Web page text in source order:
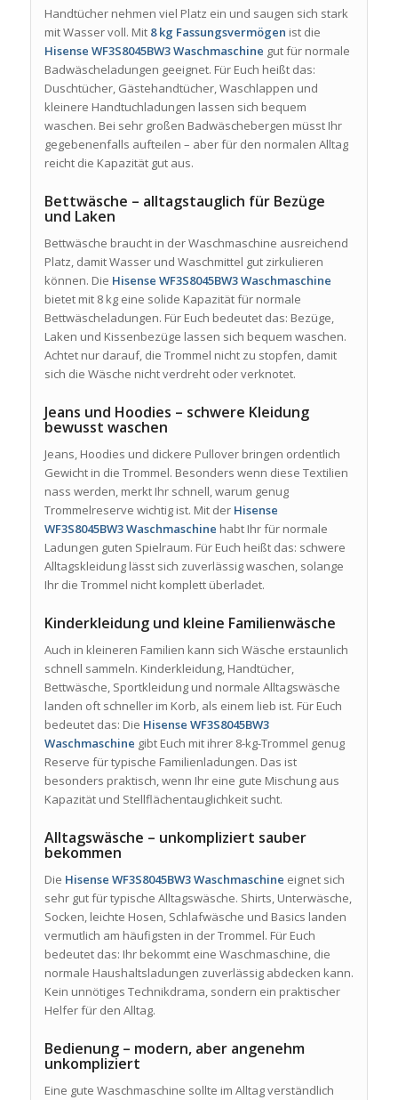
Handtücher nehmen viel Platz ein und saugen sich stark
mit Wasser voll. Mit 8 kg Fassungsvermögen ist die
Hisense WF3S8045BW3 Waschmaschine gut für normale
Badwäscheladungen geeignet. Für Euch heißt das:
Duschtücher, Gästehandtücher, Waschlappen und
kleinere Handtuchladungen lassen sich bequem
waschen. Bei sehr großen Badwäschebergen müsst Ihr
gegebenenfalls aufteilen – aber für den normalen Alltag
reicht die Kapazität gut aus.
Bettwäsche – alltagstauglich für Bezüge
und Laken
Bettwäsche braucht in der Waschmaschine ausreichend
Platz, damit Wasser und Waschmittel gut zirkulieren
können. Die Hisense WF3S8045BW3 Waschmaschine
bietet mit 8 kg eine solide Kapazität für normale
Bettwäscheladungen. Für Euch bedeutet das: Bezüge,
Laken und Kissenbezüge lassen sich bequem waschen.
Achtet nur darauf, die Trommel nicht zu stopfen, damit
sich die Wäsche nicht verdreht oder verknotet.
Jeans und Hoodies – schwere Kleidung
bewusst waschen
Jeans, Hoodies und dickere Pullover bringen ordentlich
Gewicht in die Trommel. Besonders wenn diese Textilien
nass werden, merkt Ihr schnell, warum genug
Trommelreserve wichtig ist. Mit der Hisense
WF3S8045BW3 Waschmaschine habt Ihr für normale
Ladungen guten Spielraum. Für Euch heißt das: schwere
Alltagskleidung lässt sich zuverlässig waschen, solange
Ihr die Trommel nicht komplett überladet.
Kinderkleidung und kleine Familienwäsche
Auch in kleineren Familien kann sich Wäsche erstaunlich
schnell sammeln. Kinderkleidung, Handtücher,
Bettwäsche, Sportkleidung und normale Alltagswäsche
landen oft schneller im Korb, als einem lieb ist. Für Euch
bedeutet das: Die Hisense WF3S8045BW3
Waschmaschine gibt Euch mit ihrer 8-kg-Trommel genug
Reserve für typische Familienladungen. Das ist
besonders praktisch, wenn Ihr eine gute Mischung aus
Kapazität und Stellflächentauglichkeit sucht.
Alltagswäsche – unkompliziert sauber
bekommen
Die Hisense WF3S8045BW3 Waschmaschine eignet sich
sehr gut für typische Alltagswäsche. Shirts, Unterwäsche,
Socken, leichte Hosen, Schlafwäsche und Basics landen
vermutlich am häufigsten in der Trommel. Für Euch
bedeutet das: Ihr bekommt eine Waschmaschine, die
normale Haushaltsladungen zuverlässig abdecken kann.
Kein unnötiges Technikdrama, sondern ein praktischer
Helfer für den Alltag.
Bedienung – modern, aber angenehm
unkompliziert
Eine gute Waschmaschine sollte im Alltag verständlich